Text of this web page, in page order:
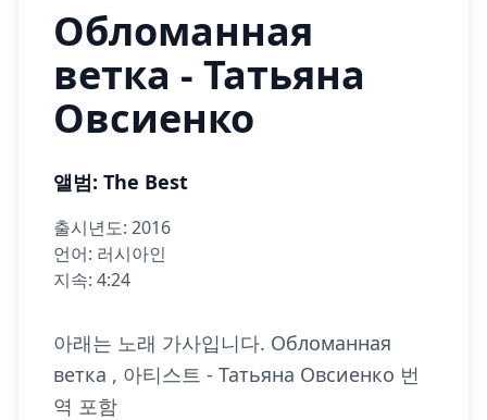
Обломанная
ветка - Татьяна
Овсиенко
앨범: The Best
출시년도: 2016
언어: 러시아인
지속: 4:24
아래는 노래 가사입니다. Обломанная
ветка , 아티스트 - Татьяна Овсиенко 번
역 포함